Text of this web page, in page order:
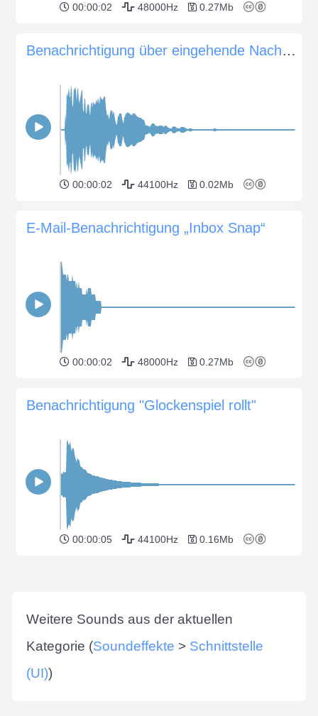
00:00:02 48000Hz 0.27Mb
Benachrichtigung über eingehende Nachrichten im Chat 04
00:00:02 44100Hz 0.02Mb
E-Mail-Benachrichtigung „Inbox Snap“
00:00:02 48000Hz 0.27Mb
Benachrichtigung "Glockenspiel rollt"
00:00:05 44100Hz 0.16Mb
Weitere Sounds aus der aktuellen
Kategorie (Soundeffekte > Schnittstelle
(UI))